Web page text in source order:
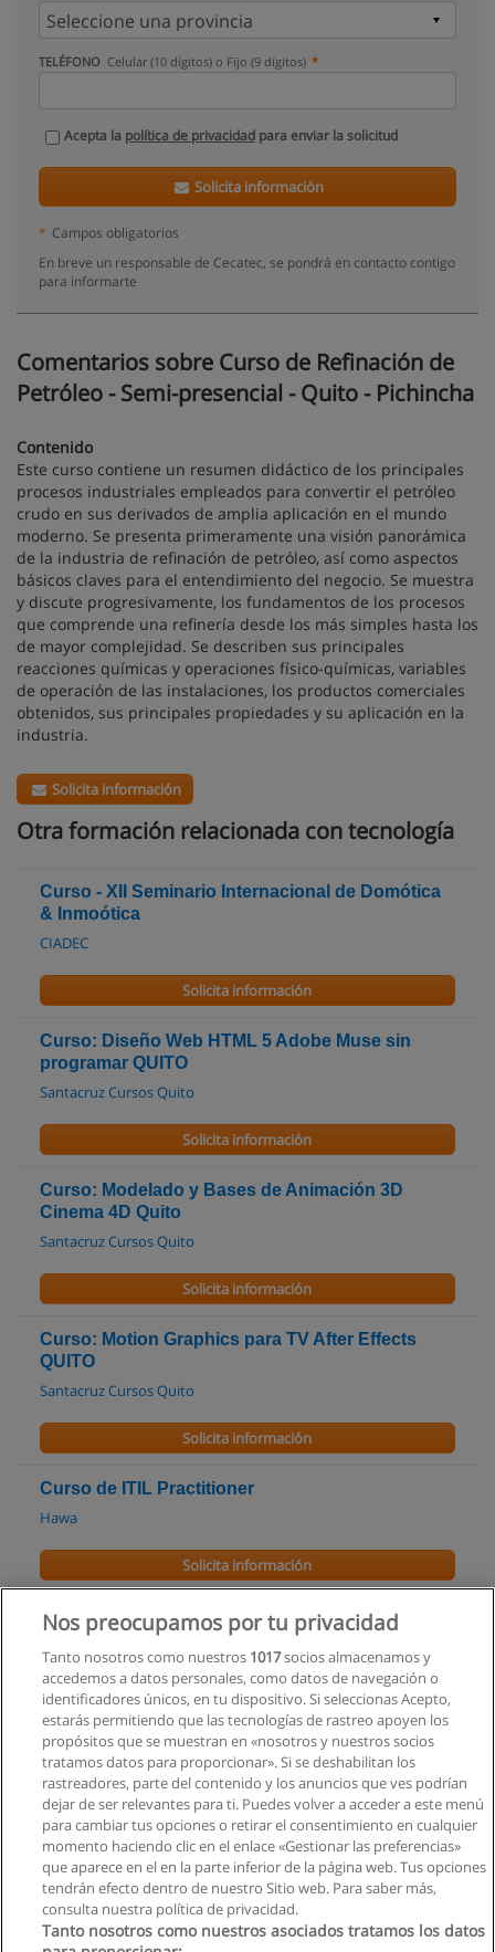
TELÉFONO Celular (10 dígitos) o Fijo (9 dígitos)
Acepta la política de privacidad para enviar la solicitud
Solicita información
* Campos obligatorios
En breve un responsable de Cecatec, se pondrá en contacto contigo
para informarte
Comentarios sobre Curso de Refinación de
Petróleo - Semi-presencial - Quito - Pichincha
Contenido
Este curso contiene un resumen didáctico de los principales
procesos industriales empleados para convertir el petróleo
crudo en sus derivados de amplia aplicación en el mundo
moderno. Se presenta primeramente una visión panorámica
de la industria de refinación de petróleo, así como aspectos
básicos claves para el entendimiento del negocio. Se muestra
y discute progresivamente, los fundamentos de los procesos
que comprende una refinería desde los más simples hasta los
de mayor complejidad. Se describen sus principales
reacciones químicas y operaciones físico-químicas, variables
de operación de las instalaciones, los productos comerciales
obtenidos, sus principales propiedades y su aplicación en la
industria.
Solicita información
Otra formación relacionada con tecnología
Curso - XII Seminario Internacional de Domótica
& Inmoótica
CIADEC
Solicita información
Curso: Diseño Web HTML 5 Adobe Muse sin
programar QUITO
Santacruz Cursos Quito
Solicita información
Curso: Modelado y Bases de Animación 3D
Cinema 4D Quito
Santacruz Cursos Quito
Solicita información
Curso: Motion Graphics para TV After Effects
QUITO
Santacruz Cursos Quito
Solicita información
Curso de ITIL Practitioner
Hawa
Solicita información
Curso - Charla: Organizaciones Exponenciales -
Qué son y Cuál es su Impacto Global
Corporación Gestión Sostenible
Solicita información
Curso de Diseño de Interiores
Instituto de Artes Visuales de Quito
Solicita información
Nos preocupamos por tu privacidad
Tanto nosotros como nuestros 1017socios almacenamos y
accedemos a datos personales, como datos de navegación o
identificadores únicos, en tu dispositivo. Si seleccionas Acepto,
estarás permitiendo que las tecnologías de rastreo apoyen los
propósitos que se muestran en «nosotros y nuestros socios
tratamos datos para proporcionar». Si se deshabilitan los
rastreadores, parte del contenido y los anuncios que ves podrían
dejar de ser relevantes para ti. Puedes volver a acceder a este menú
para cambiar tus opciones o retirar el consentimiento en cualquier
momento haciendo clic en el enlace «Gestionar las preferencias»
que aparece en el en la parte inferior de la página web. Tus opciones
tendrán efecto dentro de nuestro Sitio web. Para saber más,
consulta nuestra política de privacidad.
Tanto nosotros como nuestros asociados tratamos los datos